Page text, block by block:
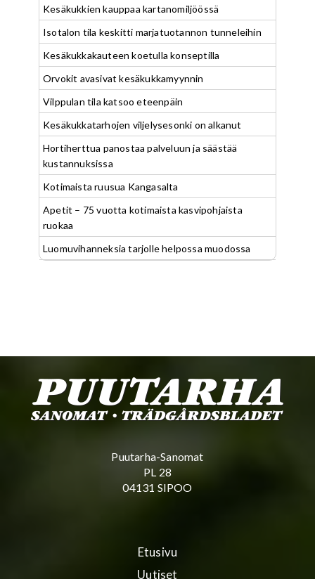
Kesäkukkien kauppaa kartanomiljöössä
Isotalon tila keskitti marjatuotannon tunneleihin
Kesäkukkakauteen koetulla konseptilla
Orvokit avasivat kesäkukkamyynnin
Vilppulan tila katsoo eteenpäin
Kesäkukkatarhojen viljelysesonki on alkanut
Hortiherttua panostaa palveluun ja säästää
kustannuksissa
Kotimaista ruusua Kangasalta
Apetit – 75 vuotta kotimaista kasvipohjaista
ruokaa
Luomuvihanneksia tarjolle helpossa muodossa
Puutarha-Sanomat
PL 28
04131 SIPOO
Etusivu
Uutiset